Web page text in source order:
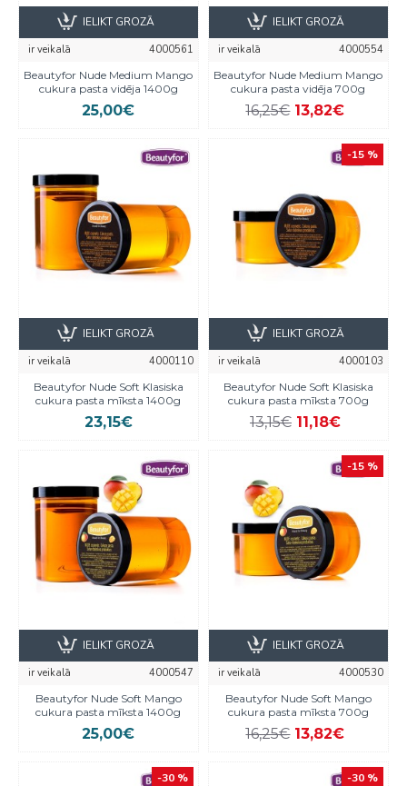
ir veikalā
4000561
Beautyfor Nude Medium Mango
cukura pasta vidēja 1400g
25,00€
IELIKT GROZĀ
ir veikalā
4000554
Beautyfor Nude Medium Mango
cukura pasta vidēja 700g
16,25€ 13,82€
IELIKT GROZĀ
ir veikalā
4000110
Beautyfor Nude Soft Klasiska
cukura pasta mīksta 1400g
23,15€
IELIKT GROZĀ
-15 %
ir veikalā
4000103
Beautyfor Nude Soft Klasiska
cukura pasta mīksta 700g
13,15€ 11,18€
IELIKT GROZĀ
ir veikalā
4000547
Beautyfor Nude Soft Mango
cukura pasta mīksta 1400g
25,00€
IELIKT GROZĀ
-15 %
ir veikalā
4000530
Beautyfor Nude Soft Mango
cukura pasta mīksta 700g
16,25€ 13,82€
IELIKT GROZĀ
-30 % -30 %